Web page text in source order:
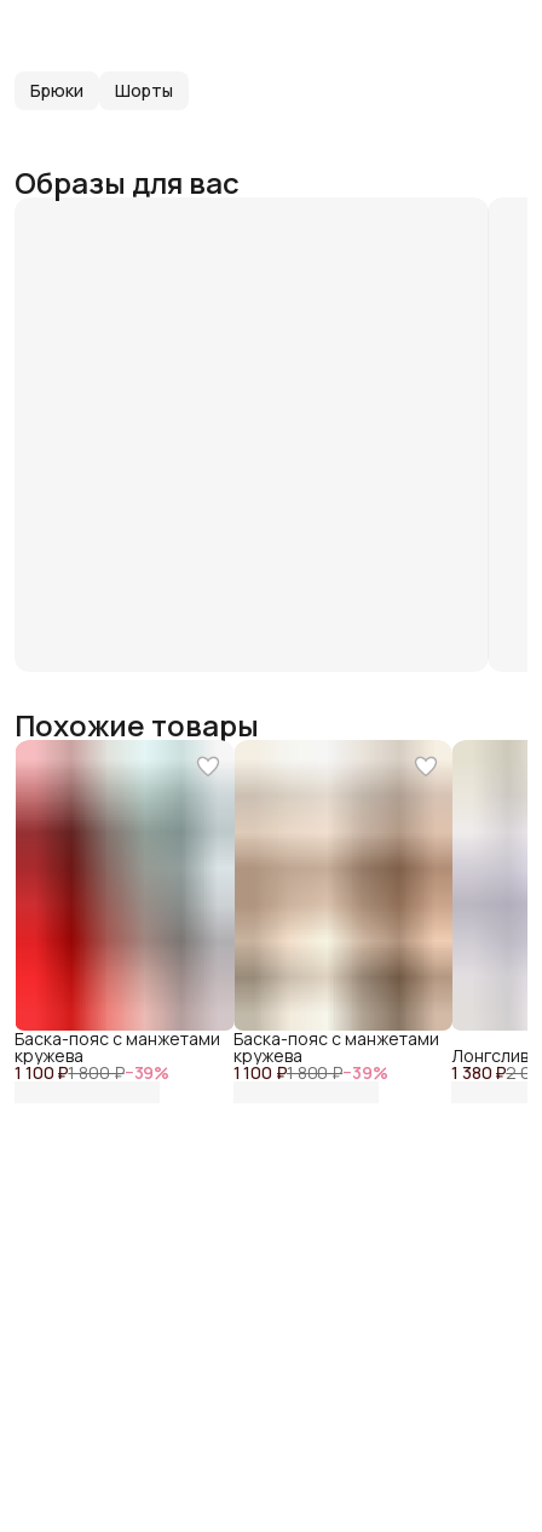
Брюки Шорты
Образы для вас
Похожие товары
1 100 ₽1 800 ₽−39%
Баска-пояс с манжетами
кружева
1 100 ₽1 800 ₽−39%
Баска-пояс с манжетами
кружева
1 380 ₽2
Лонгслив